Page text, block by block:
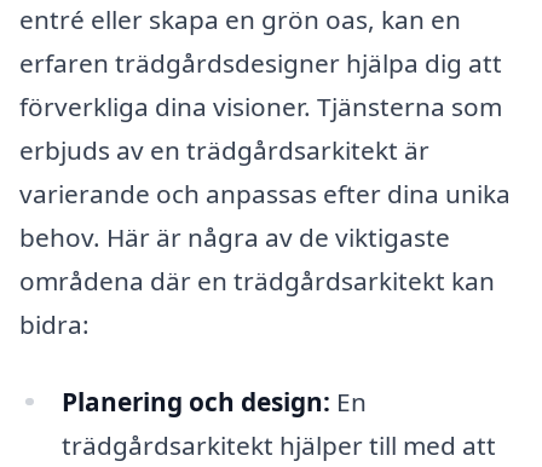
entré eller skapa en grön oas, kan en
erfaren trädgårdsdesigner hjälpa dig att
förverkliga dina visioner. Tjänsterna som
erbjuds av en trädgårdsarkitekt är
varierande och anpassas efter dina unika
behov. Här är några av de viktigaste
områdena där en trädgårdsarkitekt kan
bidra:
Planering och design: En
trädgårdsarkitekt hjälper till med att